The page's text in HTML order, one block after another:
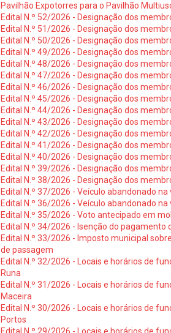
Pavilhão Expotorres para o Pavilhão
Edital N.º 52/2026 - Designação dos
Edital N.º 51/2026 - Designação dos
Edital N.º 50/2026 - Designação dos
Edital N.º 49/2026 - Designação dos
Edital N.º 48/2026 - Designação dos
Edital N.º 47/2026 - Designação dos
Edital N.º 46/2026 - Designação dos
Edital N.º 45/2026 - Designação dos
Edital N.º 44/2026 - Designação dos
Edital N.º 43/2026 - Designação dos
Edital N.º 42/2026 - Designação dos
Edital N.º 41/2026 - Designação dos
Edital N.º 40/2026 - Designação dos
Edital N.º 39/2026 - Designação dos
Edital N.º 38/2026 - Designação dos
Edital N.º 37/2026 - Veículo abandonado na
Edital N.º 36/2026 - Veículo abandonado na
Edital N.º 35/2026 - Voto antecipado em
Edital N.º 34/2026 - Isenção do
Edital N.º 33/2026 - Imposto municipal
de passagem
Edital N.º 32/2026 - Locais e horários de
Runa
Edital N.º 31/2026 - Locais e horários de
Maceira
Edital N.º 30/2026 - Locais e horários de
Portos